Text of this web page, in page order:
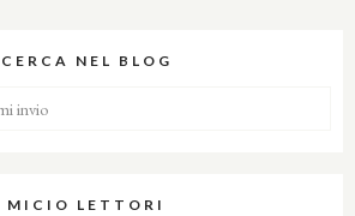
CERCA NEL BLOG
MICIO LETTORI